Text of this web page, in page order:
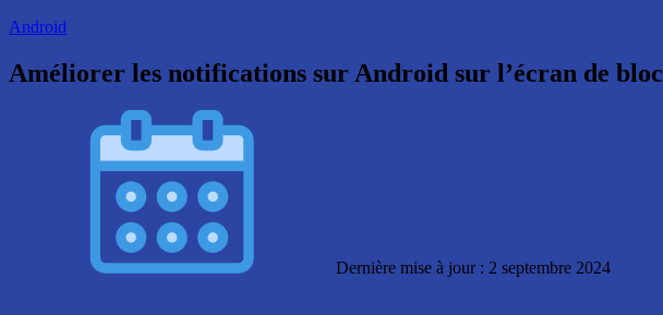
Android
Améliorer les notifications sur Android sur l’écran de bloc
Dernière mise à jour : 2 septembre 2024